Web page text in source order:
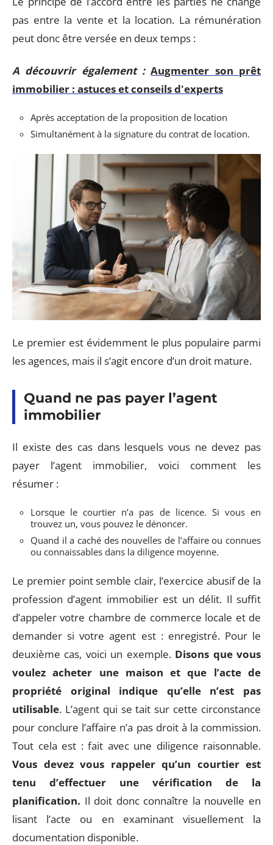
pas entre la vente et la location. La rémunération
peut donc être versée en deux temps :
A découvrir également : Augmenter son prêt
immobilier : astuces et conseils d'experts
Après acceptation de la proposition de location
Simultanément à la signature du contrat de location.
Le premier est évidemment le plus populaire parmi
les agences, mais il s’agit encore d’un droit mature.
Quand ne pas payer l’agent
immobilier
Il existe des cas dans lesquels vous ne devez pas
payer l’agent immobilier, voici comment les
résumer :
Lorsque le courtier n’a pas de licence. Si vous en
trouvez un, vous pouvez le dénoncer.
Quand il a caché des nouvelles de l’affaire ou connues
ou connaissables dans la diligence moyenne.
Le premier point semble clair, l’exercice abusif de la
profession d’agent immobilier est un délit. Il suffit
d’appeler votre chambre de commerce locale et de
demander si votre agent est : enregistré. Pour le
deuxième cas, voici un exemple. Disons que vous
voulez acheter une maison et que l’acte de
propriété original indique qu’elle n’est pas
utilisable. L’agent qui se tait sur cette circonstance
pour conclure l’affaire n’a pas droit à la commission.
Tout cela est : fait avec une diligence raisonnable.
Vous devez vous rappeler qu’un courtier est
tenu d’effectuer une vérification de la
planification. Il doit donc connaître la nouvelle en
lisant l’acte ou en examinant visuellement la
documentation disponible.